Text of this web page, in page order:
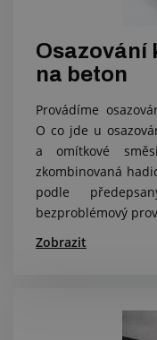
Osazování
na beton
Provádíme
O co jde u
a omítkové
zkombinovaná
podle
bezproblémový
Zobrazit